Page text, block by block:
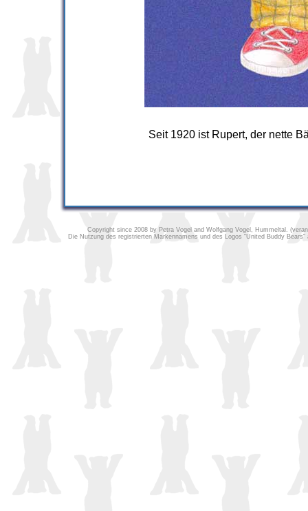
Copyright since 2008 by Petra Vogel and Wolfgang Vogel, Hummeltal.
Die Nutzung des registrierten Markennamens und des Logos “United Buddy
Seit 1920 ist Rupert, der nette